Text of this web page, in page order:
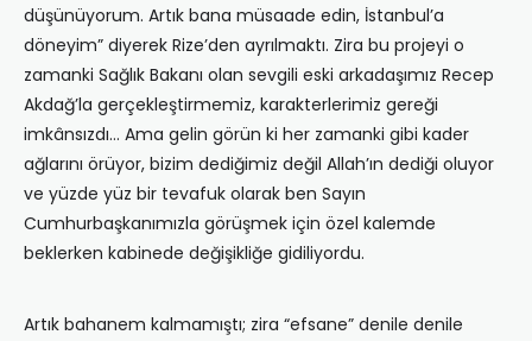
düşünüyorum. Artık bana müsaade edin, İstanbul’a
döneyim” diyerek Rize’den ayrılmaktı. Zira bu projeyi o
zamanki Sağlık Bakanı olan sevgili eski arkadaşımız Recep
Akdağ’la gerçekleştirmemiz, karakterlerimiz gereği
imkânsızdı… Ama gelin görün ki her zamanki gibi kader
ağlarını örüyor, bizim dediğimiz değil Allah’ın dediği oluyor
ve yüzde yüz bir tevafuk olarak ben Sayın
Cumhurbaşkanımızla görüşmek için özel kalemde
beklerken kabinede değişikliğe gidiliyordu.
Artık bahanem kalmamıştı; zira “efsane” denile denile